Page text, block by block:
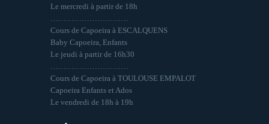
Le mercredi à partir de 18h
…………………………
Cours de Capoeira à ESCALQUENS
Baby Capoeira, Enfants
Le jeudi à partir de 16h30
…………………………
Cours de Capoeira à TOULOUSE EMPALOT
Capoeira Enfants et Ados
Le vendredi de 18h à 19h